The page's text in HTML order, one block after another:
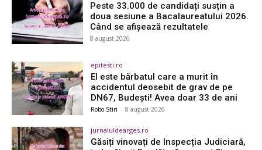
Peste 33.000 de candidați susțin a
doua sesiune a Bacalaureatului 2026.
Când se afișează rezultatele
8 august 2026
epitesti.ro
El este bărbatul care a murit în
accidentul deosebit de grav de pe
DN67, Budești! Avea doar 33 de ani
Robo Stiri - 8 august 2026
jurnaluldearges.ro
Găsiți vinovați de Inspecția Judiciară,